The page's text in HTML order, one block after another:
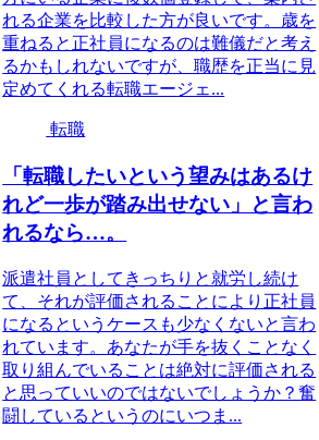
れる企業を比較した方が良いです。歳を
重ねると正社員になるのは難儀だと考え
るかもしれないですが、職歴を正当に見
定めてくれる転職エージェ...
転職
「転職したいという望みはあるけ
れど一歩が踏み出せない」と言わ
れるなら…。
派遣社員としてきっちりと就労し続け
て、それが評価されることにより正社員
になるというケースも少なくないと言わ
れています。あなたが手を抜くことなく
取り組んでいることは絶対に評価される
と思っていいのではないでしょうか？奮
闘しているというのにいつま...